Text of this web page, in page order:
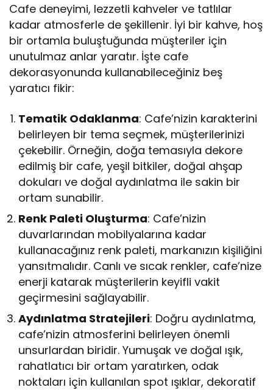
Cafe deneyimi, lezzetli kahveler ve tatlılar
kadar atmosferle de şekillenir. İyi bir kahve, hoş
bir ortamla buluştuğunda müşteriler için
unutulmaz anlar yaratır. İşte cafe
dekorasyonunda kullanabileceğiniz beş
yaratıcı fikir:
Tematik Odaklanma: Cafe’nizin karakterini
belirleyen bir tema seçmek, müşterilerinizi
çekebilir. Örneğin, doğa temasıyla dekore
edilmiş bir cafe, yeşil bitkiler, doğal ahşap
dokuları ve doğal aydınlatma ile sakin bir
ortam sunabilir.
Renk Paleti Oluşturma: Cafe’nizin
duvarlarından mobilyalarına kadar
kullanacağınız renk paleti, markanızın kişiliğini
yansıtmalıdır. Canlı ve sıcak renkler, cafe’nize
enerji katarak müşterilerin keyifli vakit
geçirmesini sağlayabilir.
Aydınlatma Stratejileri: Doğru aydınlatma,
cafe’nizin atmosferini belirleyen önemli
unsurlardan biridir. Yumuşak ve doğal ışık,
rahatlatıcı bir ortam yaratırken, odak
noktaları için kullanılan spot ışıklar, dekoratif